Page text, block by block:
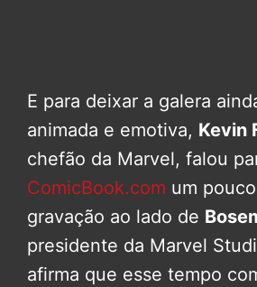
E para deixar a galera
animada e emotiva, Kevin
chefão da Marvel, falou
ComicBook.com um
gravação ao lado de
presidente da Marvel
afirma que esse tempo